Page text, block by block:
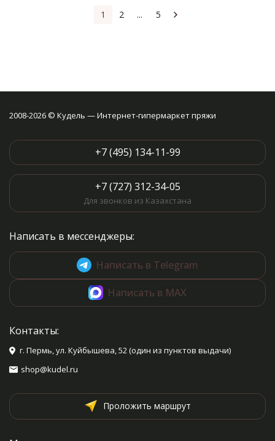
1 2 ... 5
2008-2026 © Кудель — Интернет-гипермаркет пряжи
+7 (495) 134-11-99
+7 (727) 312-34-05
Для звонков из Казахстана
Написать в мессенджеры:
Написать в Telegram
Написать в MAX
Контакты:
г. Пермь, ул. Куйбышева, 52 (один из пунктов выдачи)
shop@kudel.ru
Проложить маршрут